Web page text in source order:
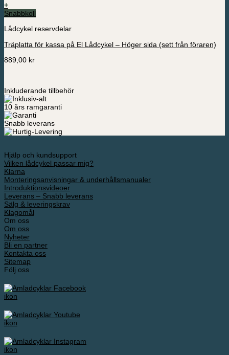
+
Snabbkoll
Lådcykel reservdelar
Träplatta för kassa på El Lådcykel – Höger sida (sett från föraren)
889,00 kr
Inkluderande tillbehör
10 års ramgaranti
Snabb leverans
Hjälp och kundsupport
Vilken lådcykel passar mig?
Klarna
Monteringsanvisningar & underhållsmanualer
Introduktionsvideoer
Leverans – Snabb leverans
Sälg & leveringskrav
Klagomål
Om oss
Om oss
Nyheter
Bli en partner
Kontakta oss
Sitemap
Följ oss